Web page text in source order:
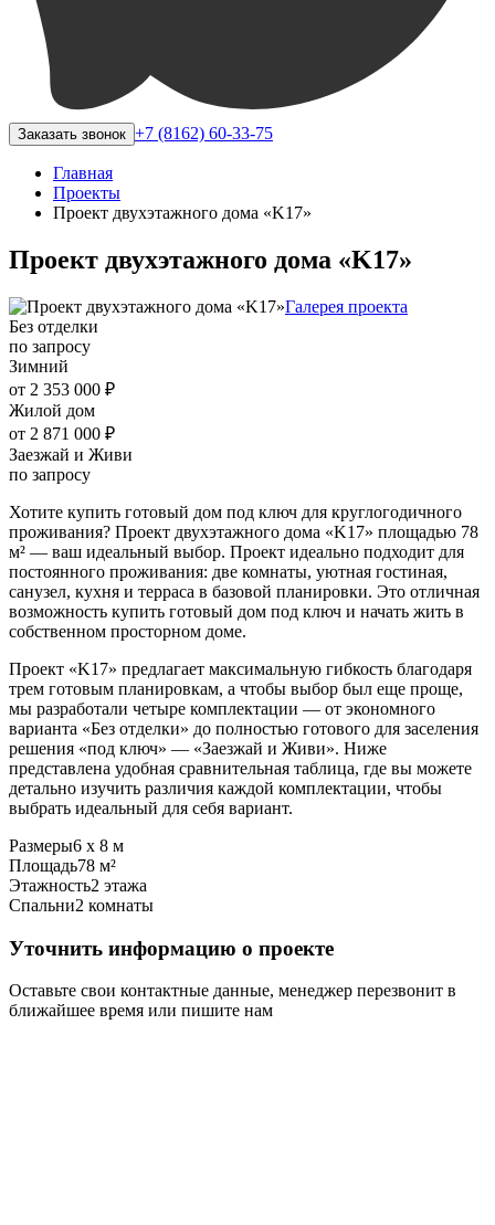
Заказать звонок +7 (8162) 60-33-75
Главная
Проекты
Проект двухэтажного дома «K17»
Проект двухэтажного дома «K17»
Галерея проекта
Без отделки
по запросу
Зимний
от 2 353 000 ₽
Жилой дом
от 2 871 000 ₽
Заезжай и Живи
по запросу
Хотите купить готовый дом под ключ для круглогодичного
проживания? Проект двухэтажного дома «K17» площадью 78
м² — ваш идеальный выбор. Проект идеально подходит для
постоянного проживания: две комнаты, уютная гостиная,
санузел, кухня и терраса в базовой планировки. Это отличная
возможность купить готовый дом под ключ и начать жить в
собственном просторном доме.
Проект «K17» предлагает максимальную гибкость благодаря
трем готовым планировкам, а чтобы выбор был еще проще,
мы разработали четыре комплектации — от экономного
варианта «Без отделки» до полностью готового для заселения
решения «под ключ» — «Заезжай и Живи». Ниже
представлена удобная сравнительная таблица, где вы можете
детально изучить различия каждой комплектации, чтобы
выбрать идеальный для себя вариант.
Размеры6 х 8 м
Площадь78 м²
Этажность2 этажа
Спальни2 комнаты
Уточнить информацию о проекте
Оставьте свои контактные данные, менеджер перезвонит в
ближайшее время или пишите нам